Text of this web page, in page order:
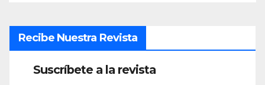
Recibe Nuestra Revista
Suscríbete a la revista